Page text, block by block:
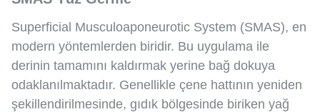
Superficial Musculoaponeurotic System (SMAS), en
modern yöntemlerden biridir. Bu uygulama ile
derinin tamamını kaldırmak yerine bağ dokuya
odaklanılmaktadır. Genellikle çene hattının yeniden
şekillendirilmesinde, gıdık bölgesinde biriken yağ